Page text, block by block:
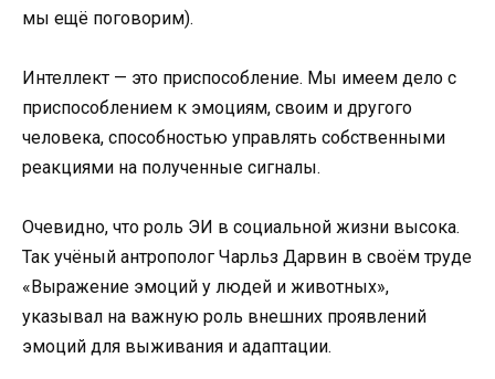
мы ещё поговорим).
Интеллект — это приспособление. Мы имеем дело с
приспособлением к эмоциям, своим и другого
человека, способностью управлять собственными
реакциями на полученные сигналы.
Очевидно, что роль ЭИ в социальной жизни высока.
Так учёный антрополог Чарльз Дарвин в своём труде
«Выражение эмоций у людей и животных»,
указывал на важную роль внешних проявлений
эмоций для выживания и адаптации.